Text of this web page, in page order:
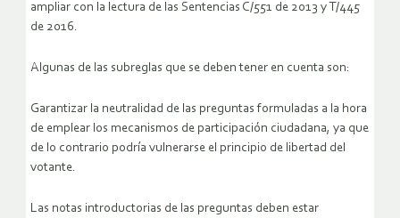
ampliar con la lectura de las Sentencias C/551 de 2013 y T/445
de 2016.
Algunas de las subreglas que se deben tener en cuenta son:
Garantizar la neutralidad de las preguntas formuladas a la hora
de emplear los mecanismos de participación ciudadana, ya que
de lo contrario podría vulnerarse el principio de libertad del
votante.
Las notas introductorias de las preguntas deben estar